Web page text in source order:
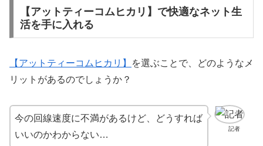
【アットティーコムヒカリ】で快適なネット生
活を手に入れる
【アットティーコムヒカリ】
を選ぶことで、どのようなメ
リットがあるのでしょうか？
記者
今の回線速度に不満があるけど、どうすれば
いいのかわからない…